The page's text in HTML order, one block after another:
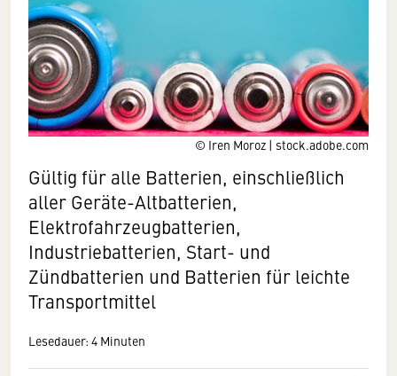
© Iren Moroz | stock.adobe.com
Gültig für alle Batterien, einschließlich
aller Geräte-Altbatterien,
Elektrofahrzeugbatterien,
Industriebatterien, Start- und
Zündbatterien und Batterien für leichte
Transportmittel
Lesedauer: 4 Minuten